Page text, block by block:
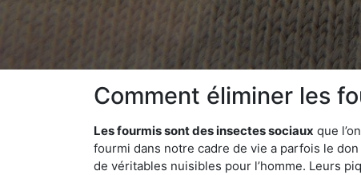
Comment éliminer les
Les fourmis sont des insectes sociaux que
fourmi dans notre cadre de vie a parfois le
de véritables nuisibles pour l’homme. Leurs